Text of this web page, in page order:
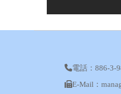
電話：886-3-
E-Mail：